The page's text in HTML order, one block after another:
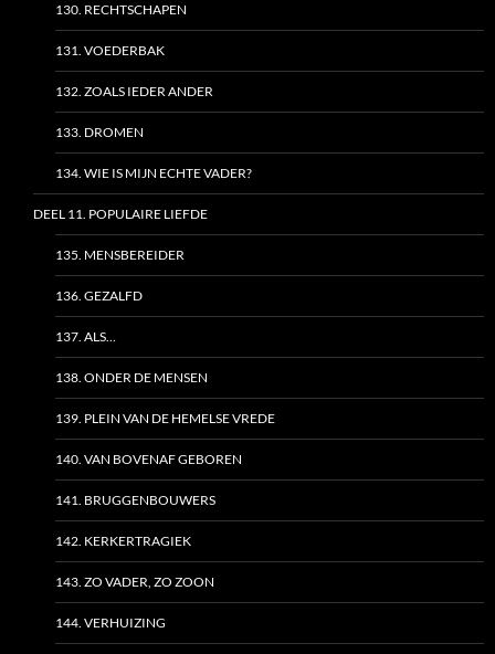
130. RECHTSCHAPEN
131. VOEDERBAK
132. ZOALS IEDER ANDER
133. DROMEN
134. WIE IS MIJN ECHTE VADER?
DEEL 11. POPULAIRE LIEFDE
135. MENSBEREIDER
136. GEZALFD
137. ALS…
138. ONDER DE MENSEN
139. PLEIN VAN DE HEMELSE VREDE
140. VAN BOVENAF GEBOREN
141. BRUGGENBOUWERS
142. KERKERTRAGIEK
143. ZO VADER, ZO ZOON
144. VERHUIZING